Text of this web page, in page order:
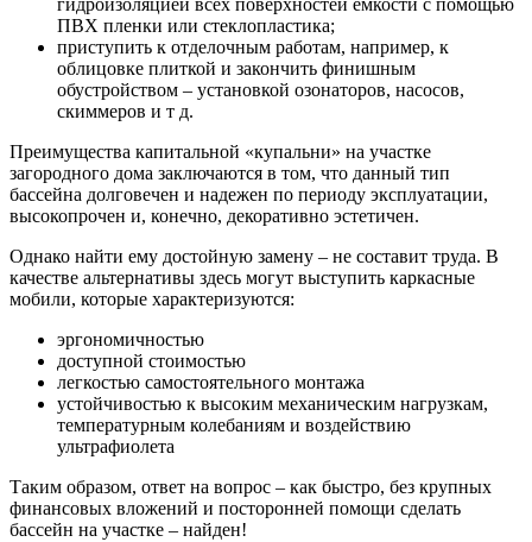
ПВХ пленки или стеклопластика;
приступить к отделочным работам, например, к
облицовке плиткой и закончить финишным
обустройством – установкой озонаторов, насосов,
скиммеров и т д.
Преимущества капитальной «купальни» на участке
загородного дома заключаются в том, что данный тип
бассейна долговечен и надежен по периоду эксплуатации,
высокопрочен и, конечно, декоративно эстетичен.
Однако найти ему достойную замену – не составит труда. В
качестве альтернативы здесь могут выступить каркасные
мобили, которые характеризуются:
эргономичностью
доступной стоимостью
легкостью самостоятельного монтажа
устойчивостью к высоким механическим нагрузкам,
температурным колебаниям и воздействию
ультрафиолета
Таким образом, ответ на вопрос – как быстро, без крупных
финансовых вложений и посторонней помощи сделать
бассейн на участке – найден!